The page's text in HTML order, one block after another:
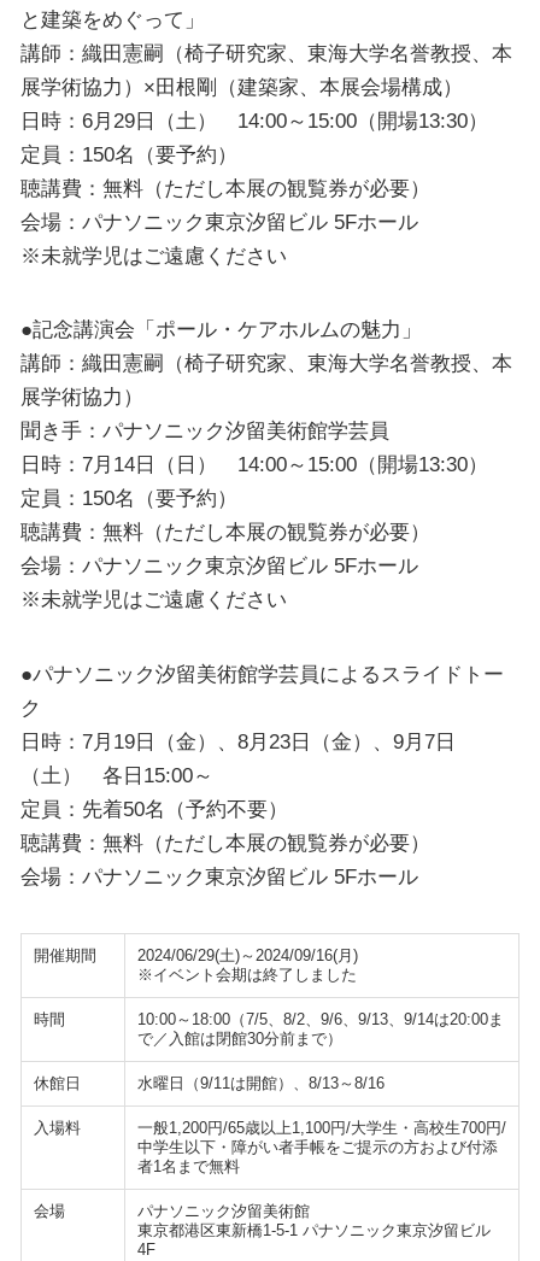
と建築をめぐって」
講師：織田憲嗣（椅子研究家、東海大学名誉教授、本
展学術協力）×田根剛（建築家、本展会場構成）
日時：6月29日（土） 14:00～15:00（開場13:30）
定員：150名（要予約）
聴講費：無料（ただし本展の観覧券が必要）
会場：パナソニック東京汐留ビル 5Fホール
※未就学児はご遠慮ください
●記念講演会「ポール・ケアホルムの魅力」
講師：織田憲嗣（椅子研究家、東海大学名誉教授、本
展学術協力）
聞き手：パナソニック汐留美術館学芸員
日時：7月14日（日） 14:00～15:00（開場13:30）
定員：150名（要予約）
聴講費：無料（ただし本展の観覧券が必要）
会場：パナソニック東京汐留ビル 5Fホール
※未就学児はご遠慮ください
●パナソニック汐留美術館学芸員によるスライドトー
ク
日時：7月19日（金）、8月23日（金）、9月7日
（土） 各日15:00～
定員：先着50名（予約不要）
聴講費：無料（ただし本展の観覧券が必要）
会場：パナソニック東京汐留ビル 5Fホール
開催期間
2024/06/29(土)～2024/09/16(月)
※イベント会期は終了しました
時間
10:00～18:00（7/5、8/2、9/6、9/13、9/14は20:00ま
で／入館は閉館30分前まで）
休館日 水曜日（9/11は開館）、8/13～8/16
入場料
一般1,200円/65歳以上1,100円/大学生・高校生700円/
中学生以下・障がい者手帳をご提示の方および付添
者1名まで無料
会場
パナソニック汐留美術館
東京都港区東新橋1-5-1 パナソニック東京汐留ビル
4F